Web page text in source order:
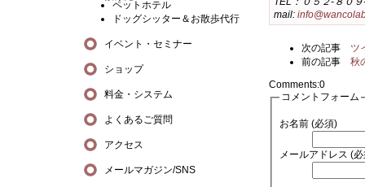
mail:
次の記事 ツ
前の記事 秋
Comments:0
コメントフォーム
お名前 (必須)
メールアドレス (
ペットホテル
ドッグシッター＆お散歩代行
イベント・セミナー
ショップ
料金・システム
よくあるご質問
アクセス
メールマガジン/SNS